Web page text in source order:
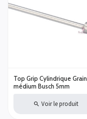
Top Grip Cylindrique Grain
médium Busch 5mm
Voir le produit